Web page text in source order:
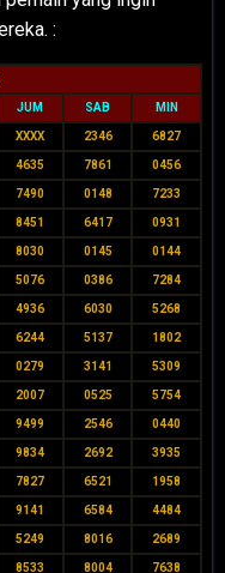
:
JUM SAB MIN
XXXX 2346 6827
4635 7861 0456
7490 0148 7233
8451 6417 0931
8030 0145 0144
5076 0386 7284
4936 6030 5268
6244 5137 1802
0279 3141 5309
2007 0525 5754
9499 2546 0440
9834 2692 3935
7827 6521 1958
9141 6584 4484
5249 8016 2689
8533 8004 7638